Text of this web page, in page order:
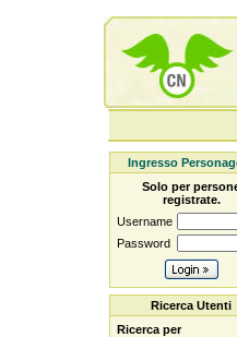
Ingresso
Solo per
registrate.
Username
Password
Ricerca Utenti
Ricerca per